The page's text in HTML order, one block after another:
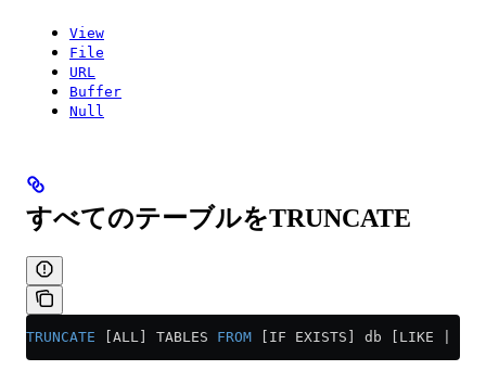
View
File
URL
Buffer
Null
すべてのテーブルをTRUNCATE
TRUNCATE [ALL] TABLES FROM [IF EXISTS] db [LIKE |